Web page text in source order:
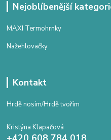
Nejoblíbenější
MAXI Termohrnky
Nažehlovačky
Kontakt
Hrdě nosím/Hrdě tvořím
Kristýna Klapačová